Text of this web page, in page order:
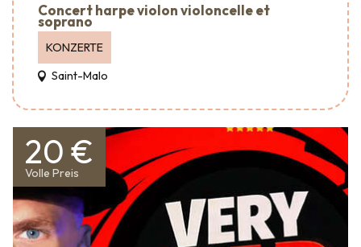
Concert harpe violon violoncelle et
soprano
KONZERTE
Saint-Malo
20 €
Volle Preis